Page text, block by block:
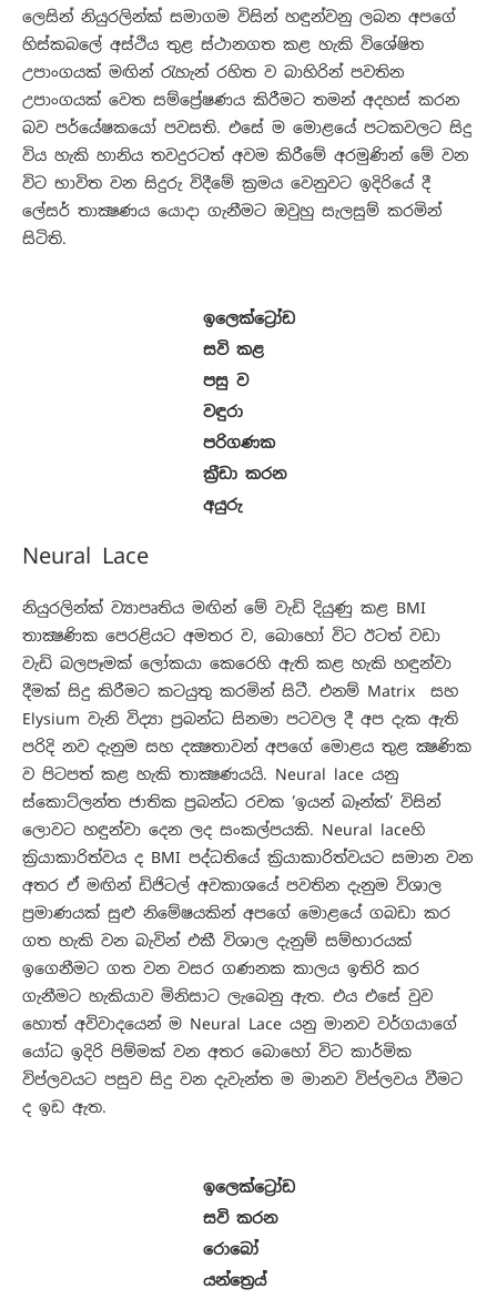
ලෙසින් නියුරලින්ක් සමාගම විසින් හඳුන්වනු ලබන අපගේ
හිස්කබලේ අස්ථිය තුළ ස්ථානගත කළ හැකි විශේෂිත
උපාංගයක් මඟින් රැහැන් රහිත ව බාහිරින් පවතින
උපාංගයක් වෙත සම්ප්‍රේෂණය කිරීමට තමන් අදහස් කරන
බව පර්යේෂකයෝ පවසති. එසේ ම මොළයේ පටකවලට සිදු
විය හැකි හානිය තවදුරටත් අවම කිරීමේ අරමුණින් මේ වන
විට භාවිත වන සිදුරු විදීමේ ක්‍රමය වෙනුවට ඉදිරියේ දී
ලේසර් තාක්‍ෂණය යොදා ගැනීමට ඔවුහු සැලසුම් කරමින්
සිටිති.
ඉලෙක්ට්‍රෝඩ
සවි කළ
පසු ව
වඳුරා
පරිගණක
ක්‍රීඩා කරන
අයුරු
Neural Lace
නියුරලින්ක් ව්‍යාපෘතිය මඟින් මේ වැඩි දියුණු කළ BMI
තාක්‍ෂණික පෙරළියට අමතර ව, බොහෝ විට ඊටත් වඩා
වැඩි බලපෑමක් ලෝකයා කෙරෙහි ඇති කළ හැකි හඳුන්වා
දීමක් සිදු කිරීමට කටයුතු කරමින් සිටී. එනම් Matrix සහ
Elysium වැනි විද්‍යා ප්‍රබන්ධ සිනමා පටවල දී අප දැක ඇති
පරිදි නව දැනුම සහ දක්‍ෂතාවන් අපගේ මොළය තුළ ක්‍ෂණික
ව පිටපත් කළ හැකි තාක්‍ෂණයයි. Neural lace යනු
ස්කොට්ලන්ත ජාතික ප්‍රබන්ධ රචක ‘ඉයන් බෑන්ක්’ විසින්
ලොවට හඳුන්වා දෙන ලද සංකල්පයකි. Neural laceහි
ක්‍රියාකාරිත්වය ද BMI පද්ධතියේ ක්‍රියාකාරිත්වයට සමාන වන
අතර ඒ මඟින් ඩිජිටල් අවකාශයේ පවතින දැනුම විශාල
ප්‍රමාණයක් සුළු නිමේෂයකින් අපගේ මොළයේ ගබඩා කර
ගත හැකි වන බැවින් එකී විශාල දැනුම් සම්භාරයක්
ඉගෙනීමට ගත වන වසර ගණනක කාලය ඉතිරි කර
ගැනීමට හැකියාව මිනිසාට ලැබෙනු ඇත. එය එසේ වුව
හොත් අවිවාදයෙන් ම Neural Lace යනු මානව වර්ගයාගේ
යෝධ ඉදිරි පිම්මක් වන අතර බොහෝ විට කාර්මික
විප්ලවයට පසුව සිදු වන දැවැන්ත ම මානව විප්ලවය වීමට
ද ඉඩ ඇත.
ඉලෙක්ට්‍රෝඩ
සවි කරන
රොබෝ
යන්ත්‍රෙය්